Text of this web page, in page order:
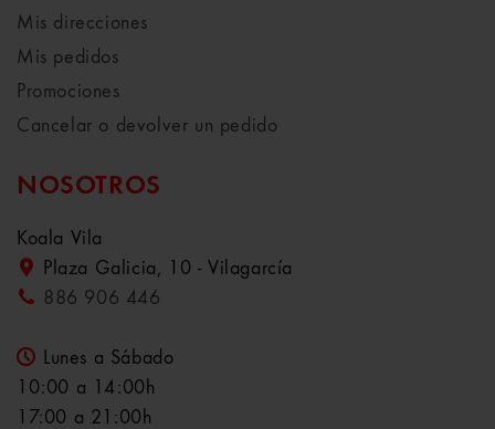
Mis direcciones
Mis pedidos
Promociones
Cancelar o devolver un pedido
NOSOTROS
Koala Vila
Plaza Galicia, 10 - Vilagarcía
886 906 446
Lunes a Sábado
10:00 a 14:00h
17:00 a 21:00h